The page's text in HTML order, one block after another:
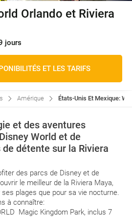
Orlando et Riviera
jours
ET LES TARIFS
Amérique États-Unis Et Mexique:
et des aventures
World et de
détente sur la Riviera
des parcs de Disney et de
le meilleur de la Riviera Maya,
plages que pour sa vie nocturne.
à connaître:
Magic Kingdom Park, inclus 7